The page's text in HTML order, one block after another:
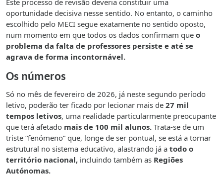
oportunidade decisiva nesse sentido. No entanto, o caminho
escolhido pelo MECI segue exatamente no sentido oposto,
num momento em que todos os dados confirmam que o
problema da falta de professores persiste e até se
agrava de forma incontornável.
Os números
Só no mês de fevereiro de 2026, já neste segundo período
letivo, poderão ter ficado por lecionar mais de 27 mil
tempos letivos, uma realidade particularmente preocupante
que terá afetado mais de 100 mil alunos. Trata-se de um
triste “fenómeno” que, longe de ser pontual, se está a tornar
estrutural no sistema educativo, alastrando já a todo o
território nacional, incluindo também as Regiões
Autónomas.